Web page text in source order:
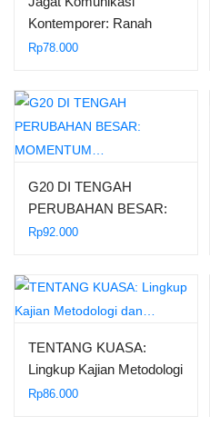
Kontemporer: Ranah
Riset Dan…
Rp78.000
G20 DI TENGAH
PERUBAHAN BESAR:
MOMENTUM…
Rp92.000
TENTANG KUASA:
Lingkup Kajian Metodologi
dan…
Rp86.000